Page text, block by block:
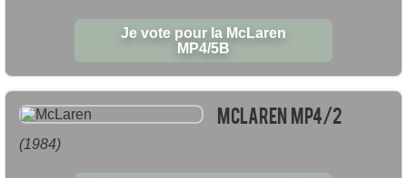
Je vote pour la McLaren
MP4/5B
McLaren MP4/2
(1984)